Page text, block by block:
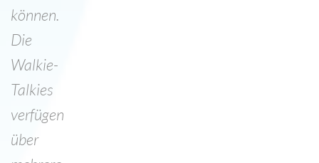
können.
Die
Walkie-
Talkies
verfügen
über